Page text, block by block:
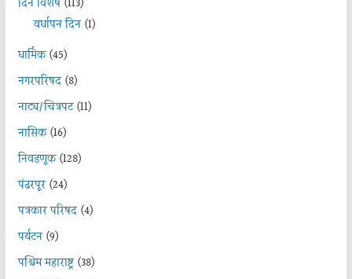
दिन विशेष (113)
वर्धापन दिन(1)
धार्मिक(45)
नगरपरिषद(8)
नाट्य/चित्रपट(11)
नासिक(16)
निवडणूक(128)
पंढरपूर(24)
पत्रकार परिषद(4)
पर्यटन(9)
पश्चिम महाराष्ट्र(38)